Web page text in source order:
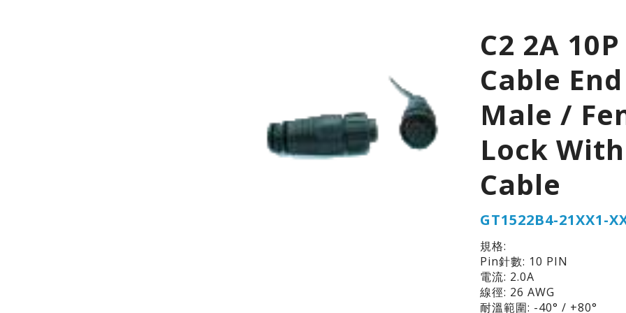
C2 2A 10P
Cable End
Male /
Lock With
Cable
GT1522B4-21XX1-
規格:
Pin針數: 10 PIN
電流: 2.0A
線徑: 26 AWG
耐溫範圍: -40° / +80°